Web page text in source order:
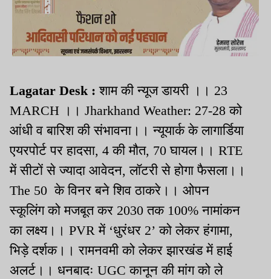
Lagatar Desk : शाम की न्यूज डायरी ।। 23
MARCH ।। Jharkhand Weather: 27-28 को
आंधी व बारिश की संभावना।। न्यूयार्क के लागार्डिया
एयरपोर्ट पर हादसा, 4 की मौत, 70 घायल।। RTE
में सीटों से ज्यादा आवेदन, लॉटरी से होगा फैसला।।
The 50 के विनर बने शिव ठाकरे।। ओपन
स्कूलिंग को मजबूत कर 2030 तक 100% नामांकन
का लक्ष्य।। PVR में ‘धुरंधर 2’ को लेकर हंगामा,
भिड़े दर्शक।। रामनवमी को लेकर झारखंड में हाई
अलर्ट।। धनबादः UGC कानून की मांग को ले